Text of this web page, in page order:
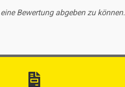
Bewertung abgeben zu können.